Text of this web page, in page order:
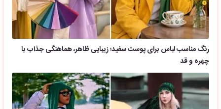
رنگ مناسب لباس برای پوست سفید؛ زیبایی ظاهر، هماهنگی جذاب با
چهره و قد